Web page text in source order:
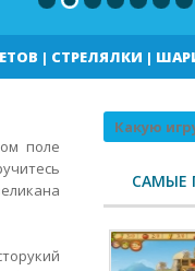
| СТРЕЛЯЛКИ |
поле
Поиск
САМЫЕ